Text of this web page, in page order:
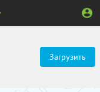
Загрузить